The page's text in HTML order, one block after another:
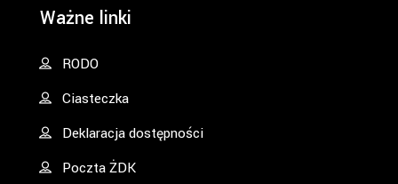
Ważne linki
RODO
Ciasteczka
Deklaracja dostępności
Poczta ŻDK